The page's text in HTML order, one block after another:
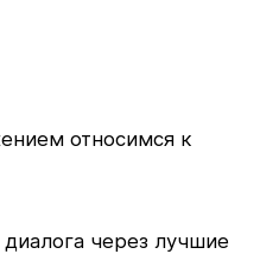
относимся к
через лучшие